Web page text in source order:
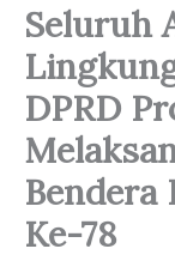
Seluruh
DPRD
Bendera
Ke-78